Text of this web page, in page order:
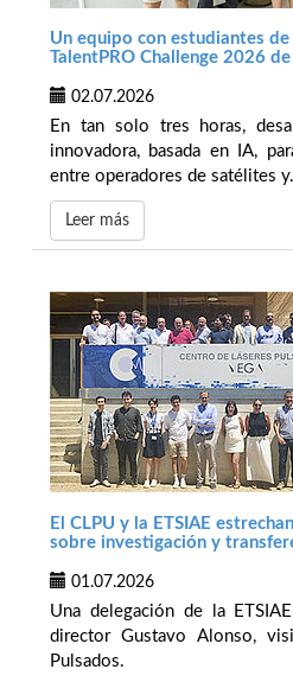
Un equipo con estudiantes de
TalentPRO Challenge 2026
02.07.2026
En tan solo tres horas,
innovadora, basada en IA,
entre operadores de satélites
Leer más
El CLPU y la ETSIAE
sobre investigación y
01.07.2026
Una delegación de la
director Gustavo Alonso,
Pulsados.